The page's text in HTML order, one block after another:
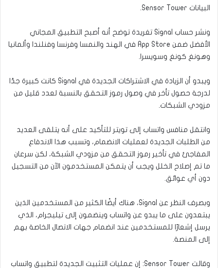
البيانات Sensor Tower.
ونشر حساب Signal تغريدة توضح أنه أصبح التطبيق المجاني
الأفضل ضمن App Store في الهند والنمسا وفرنسا وفنلندا وألمانيا
وهونغ كونغ وسويسرا.
ويبدو أن الزيادة في الاشتراكات الجديدة في Signal كانت كبيرة جدًا
لدرجة حصول تأخر في وصول رموز التحقق بالنسبة لعدد قليل من
مزودي الشبكات.
وانتقل منافس واتساب إلى تويتر للتأكيد على أنه يتلقى العديد
من الطلبات الجديدة لعمليات الانضمام، وتسبب هذا الاندفاع
المفاجئ في تأخير رموز التحقق من مزودي الشبكة، لكن سرعان
ما تم إصلاح الخلل ويجب أن يتمكن المستخدمون الآن من التسجيل
دون أي عوائق.
وبصرف النظر عن Signal، هناك أيضًا الكثير من المستخدمين الذين
يبتعدون على ما يبدو عن واتساب وينضمون إلى تيليجرام، الذي
يرسل إشعارًا للمستخدمين عند انضمام جهات الاتصال الخاصة بهم
إلى المنصة.
وقالت Sensor Tower: إن عمليات التثبيت الجديدة لتطبيق واتساب